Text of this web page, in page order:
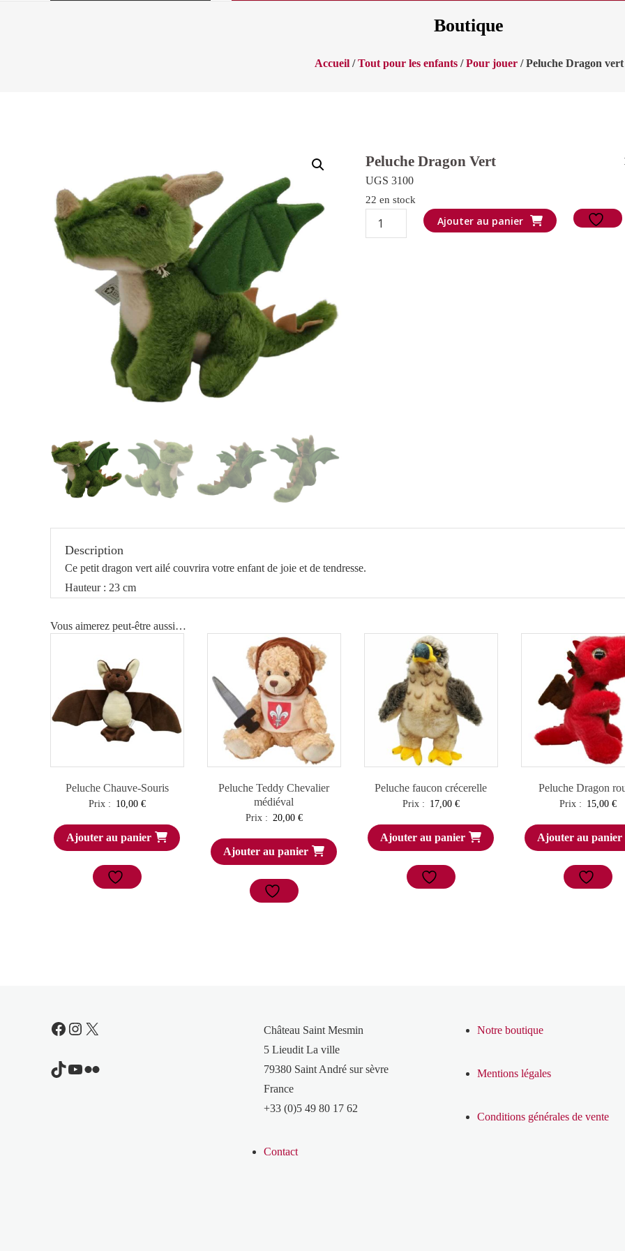
Boutique
Accueil/Tout pour les enfants/Pour jouer/ Peluche Dragon vert
Peluche Dragon Vert
UGS 3100
22 en stock
quantité
de
Ajouter au panier
Description
Ce petit dragon vert ailé couvrira votre enfant de joie et de tendresse.
Hauteur : 23 cm
Vous aimerez peut-être aussi…
Peluche Chauve-Souris
Prix : 10,00 €
Ajouter au panier
Peluche Teddy Chevalier
médiéval
Prix : 20,00 €
Ajouter au panier
Peluche faucon crécerelle
Prix : 17,00 €
Ajouter au panier
Peluche Dragon
Prix : 15,00 €
Ajouter au panier
Facebook
Instagram
X
TikTok
YouTube
Flickr
Château Saint Mesmin
5 Lieudit La ville
79380 Saint André sur sèvre
France
+33 (0)5 49 80 17 62
Contact
Notre boutique
Mentions légales
Conditions générales de vente